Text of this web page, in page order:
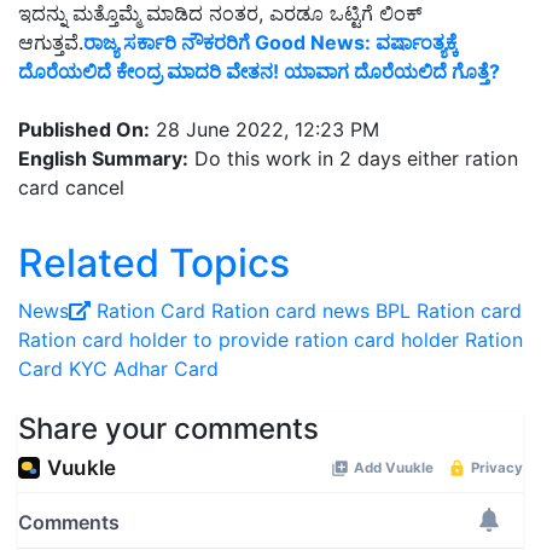
ಇದನ್ನು ಮತ್ತೊಮ್ಮೆ ಮಾಡಿದ ನಂತರ, ಎರಡೂ ಒಟ್ಟಿಗೆ ಲಿಂಕ್
ಆಗುತ್ತವೆ.ರಾಜ್ಯ ಸರ್ಕಾರಿ ನೌಕರರಿಗೆ Good News: ವರ್ಷಾಂತ್ಯಕ್ಕೆ
ದೊರೆಯಲಿದೆ ಕೇಂದ್ರ ಮಾದರಿ ವೇತನ! ಯಾವಾಗ ದೊರೆಯಲಿದೆ ಗೊತ್ತೆ?
Published On: 28 June 2022, 12:23 PM
English Summary: Do this work in 2 days either ration
card cancel
Related Topics
News Ration Card Ration card news BPL Ration card
Ration card holder to provide ration card holder Ration
Card KYC Adhar Card
Share your comments